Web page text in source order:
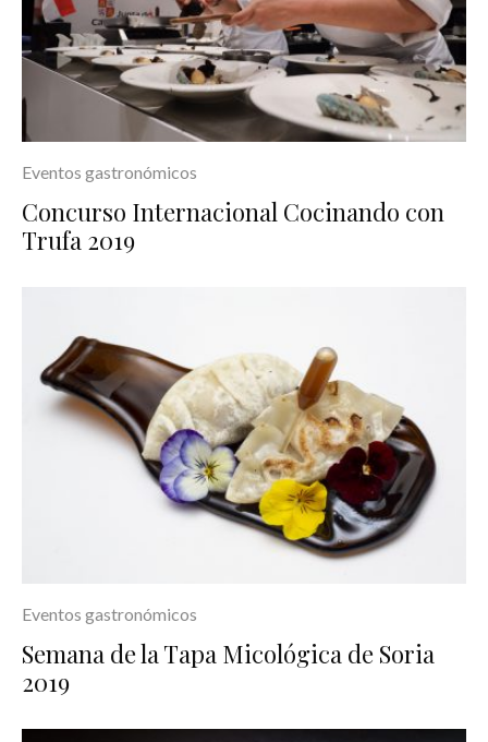
Eventos gastronómicos
Concurso Internacional Cocinando con
Trufa 2019
Eventos gastronómicos
Semana de la Tapa Micológica de Soria
2019